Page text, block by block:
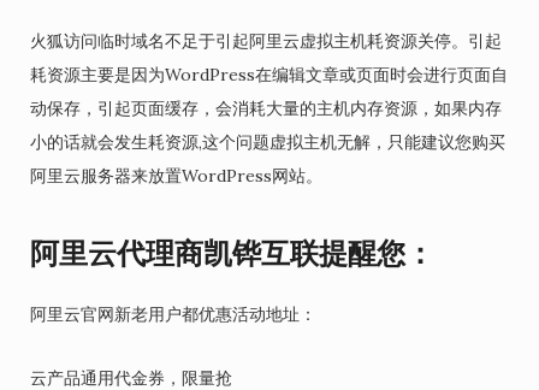
火狐访问临时域名不足于引起阿里云虚拟主机耗资源关停。引起
耗资源主要是因为WordPress在编辑文章或页面时会进行页面自
动保存，引起页面缓存，会消耗大量的主机内存资源，如果内存
小的话就会发生耗资源,这个问题虚拟主机无解，只能建议您购买
阿里云服务器来放置WordPress网站。
阿里云代理商凯铧互联提醒您：
阿里云官网新老用户都优惠活动地址：
云产品通用代金券，限量抢